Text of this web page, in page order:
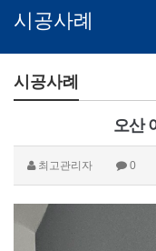
시공사례
시공사례
오산
최고관리자 0